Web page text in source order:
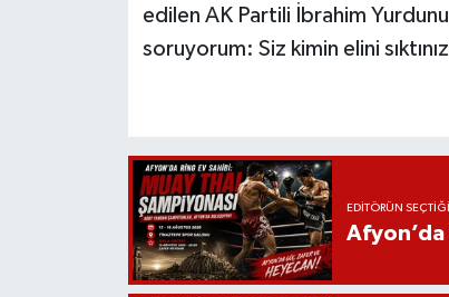
edilen AK Partili İbrahim
soruyorum: Siz kimin elini
EDITÖRÜN SEÇTIĞI
Afyon’da